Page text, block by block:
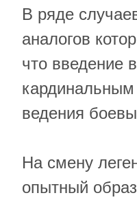
В ряде
аналогов
что введение
ведения
На смену
опытный